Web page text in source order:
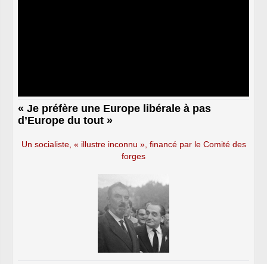
« Je préfère une Europe libérale à pas
d’Europe du tout »
Un socialiste, « illustre inconnu », financé par le Comité des
forges